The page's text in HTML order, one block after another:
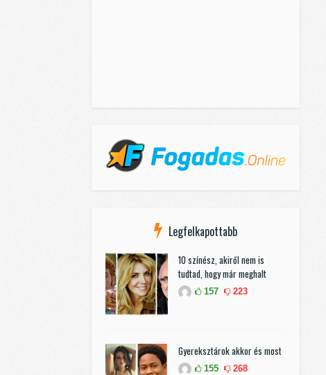
Legfelkapottabb
10 színész, akiről nem is
tudtad, hogy már meghalt
157 223
Gyereksztárok akkor és most
155 268